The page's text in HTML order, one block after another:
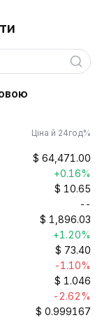
Ціна й 24год%
$ 64,471.00
+0.16%
$ 10.65
--
$ 1,896.03
+1.20%
$ 73.40
-1.10%
$ 1.046
-2.62%
$ 0.999167